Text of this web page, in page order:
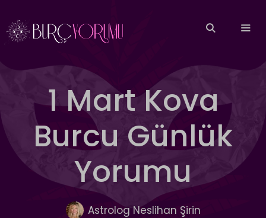
atla
1 Mart Kova
Burcu Günlük
Yorumu
Astrolog Neslihan Şirin